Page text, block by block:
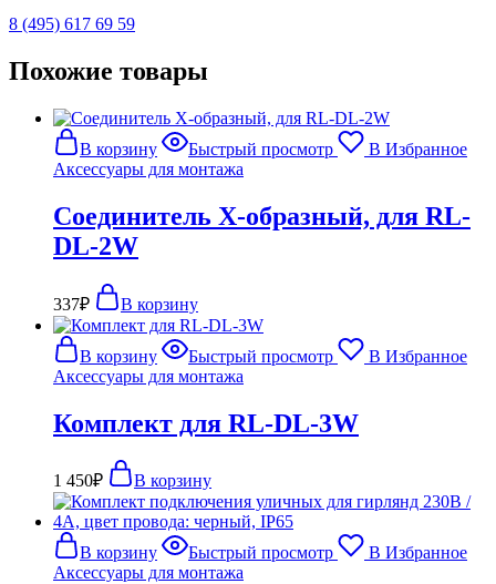
8 (495) 617 69 59
Похожие товары
В корзину Быстрый просмотр
В Избранное
Аксессуары для монтажа
Соединитель X-образный, для RL-
DL-2W
337₽ В корзину
В корзину Быстрый просмотр
В Избранное
Аксессуары для монтажа
Комплект для RL-DL-3W
1 450₽ В корзину
В корзину Быстрый просмотр
В Избранное
Аксессуары для монтажа